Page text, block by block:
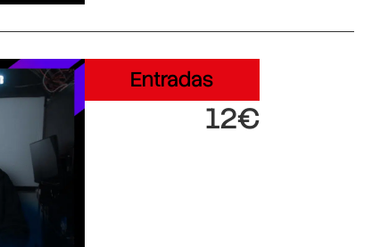
Entradas
12€